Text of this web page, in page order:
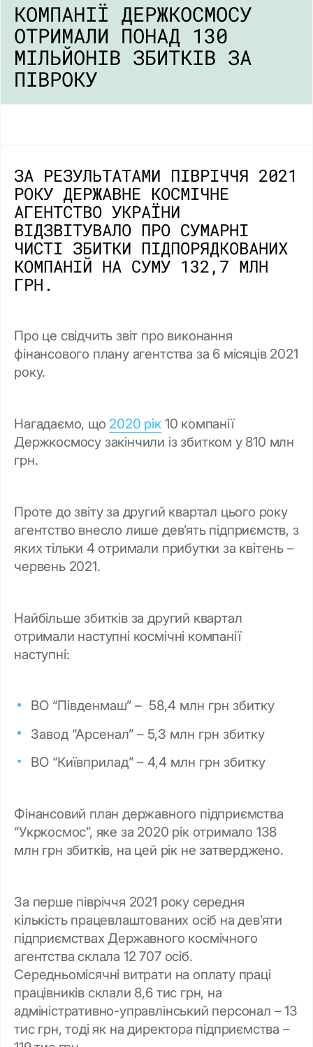
КОМПАНІЇ ДЕРЖКОСМОСУ
ОТРИМАЛИ ПОНАД 130
МІЛЬЙОНІВ ЗБИТКІВ ЗА
ПІВРОКУ
ЗА РЕЗУЛЬТАТАМИ ПІВРІЧЧЯ 2021
РОКУ ДЕРЖАВНЕ КОСМІЧНЕ
АГЕНТСТВО УКРАЇНИ
ВІДЗВІТУВАЛО ПРО СУМАРНІ
ЧИСТІ ЗБИТКИ ПІДПОРЯДКОВАНИХ
КОМПАНІЙ НА СУМУ 132,7 МЛН
ГРН.
Про це свідчить звіт про виконання
фінансового плану агентства за 6 місяців 2021
року.
Нагадаємо, що 2020 рік10 компанії
Держкосмосу закінчили із збитком у 810 млн
грн.
Проте до звіту за другий квартал цього року
агентство внесло лише дев’ять підприємств, з
яких тільки 4 отримали прибутки за квітень –
червень 2021.
Найбільше збитків за другий квартал
отримали наступні космічні компанії
наступні:
ВО “Південмаш” – 58,4 млн грн збитку
Завод “Арсенал” – 5,3 млн грн збитку
ВО “Київприлад” – 4,4 млн грн збитку
Фінансовий план державного підприємства
“Укркосмос”, яке за 2020 рік отримало 138
млн грн збитків, на цей рік не затверджено.
За перше півріччя 2021 року середня
кількість працевлаштованих осіб на дев’яти
підприємствах Державного космічного
агентства склала 12 707 осіб.
Середньомісячні витрати на оплату праці
працівників склали 8,6 тис грн, на
адміністративно-управлінський персонал – 13
тис грн, тоді як на директора підприємства –